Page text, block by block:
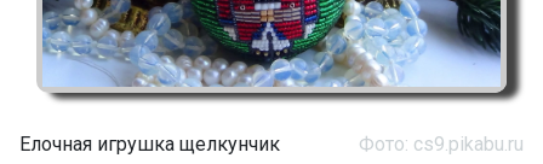
Елочная игрушка щелкунчик Фото: cs9.pikabu.ru